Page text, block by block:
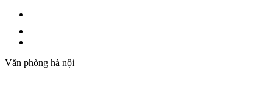
Văn phòng hà nội